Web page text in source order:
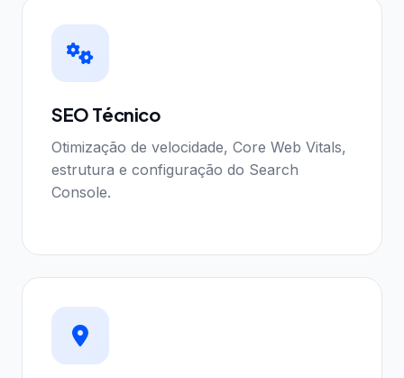
SEO Técnico
Otimização de velocidade, Core Web Vitals,
estrutura e configuração do Search
Console.